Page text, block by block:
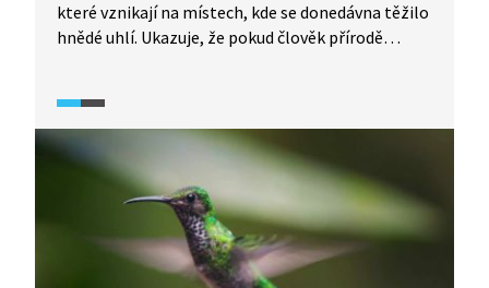
které vznikají na místech, kde se donedávna těžilo
hnědé uhlí. Ukazuje, že pokud člověk přírodě
i zdánlivě nezhojitelné šrámy a vrátit život
do zdánlivé měsíční krajiny. Pojďte se s námi
podívat na malé zázraky, které se dějí v narušené
krajině právě teď.